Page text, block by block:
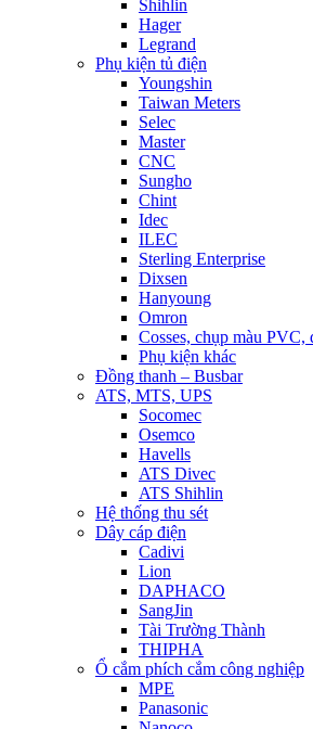
Shihlin
Hager
Legrand
Phụ kiện tủ điện
Youngshin
Taiwan Meters
Selec
Master
CNC
Sungho
Chint
Idec
ILEC
Sterling Enterprise
Dixsen
Hanyoung
Omron
Cosses, chụp màu PVC,
Phụ kiện khác
Đồng thanh – Busbar
ATS, MTS, UPS
Socomec
Osemco
Havells
ATS Divec
ATS Shihlin
Hệ thống thu sét
Dây cáp điện
Cadivi
Lion
DAPHACO
SangJin
Tài Trường Thành
THIPHA
Ổ cắm phích cắm công nghiệp
MPE
Panasonic